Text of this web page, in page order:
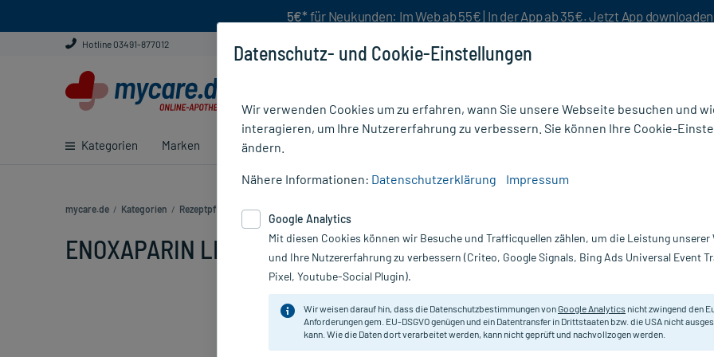
5€* für Neukunden: Im Web ab 55€ | In der App ab 35€. Jetzt App downloaden
Hotline 03491-877012
Kategorien Marken Ratgeber
mycare.de / Kategorien / Rezeptpflichtige Medikamente
ENOXAPARIN LEDRAXEN 20MG, 20 St ENOXAPARIN Ledraxen 2.000 I.E.
PZN:
Hersteller:
Datenschutz- und Cookie-Einstellungen
Wir verwenden Cookies um zu erfahren, wann Sie unsere Webseite besuchen und
interagieren, um Ihre Nutzererfahrung zu verbessern. Sie können Ihre Cookie-
ändern.
Nähere Informationen: Datenschutzerklärung Impressum
Google Analytics
Mit diesen Cookies können wir Besuche und Trafficquellen zählen, um die Leistung unserer
und Ihre Nutzererfahrung zu verbessern (Criteo, Google Signals, Bing Ads Universal Event
Pixel, Youtube-Social Plugin).
Wir weisen darauf hin, dass die Datenschutzbestimmungen vonGoogle Analytics nicht zwingend den
Anforderungen gem. EU-DSGVO genügen und ein Datentransfer in Drittstaaten bzw. die USA nicht
kann. Wie die Daten dort verarbeitet werden, kann nicht geprüft und nachvollzogen werden.